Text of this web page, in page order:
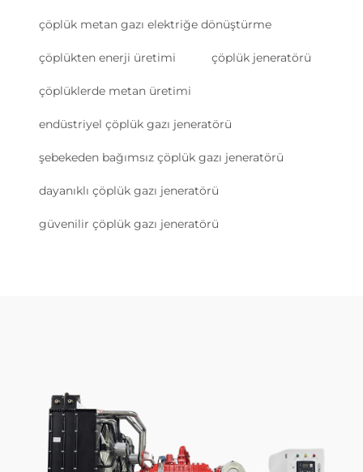
çöplük metan gazı elektriğe dönüştürme
çöplükten enerji üretimi çöplük jeneratörü
çöplüklerde metan üretimi
endüstriyel çöplük gazı jeneratörü
şebekeden bağımsız çöplük gazı jeneratörü
dayanıklı çöplük gazı jeneratörü
güvenilir çöplük gazı jeneratörü